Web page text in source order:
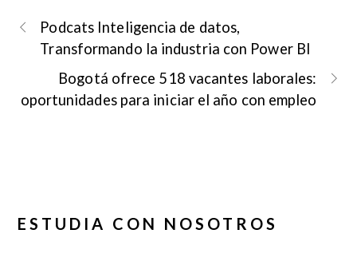
Podcats Inteligencia de datos,
Transformando la industria con Power BI
Bogotá ofrece 518 vacantes laborales:
oportunidades para iniciar el año con empleo
ESTUDIA CON NOSOTROS